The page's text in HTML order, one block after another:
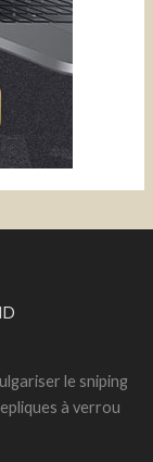
le sniping
à verrou